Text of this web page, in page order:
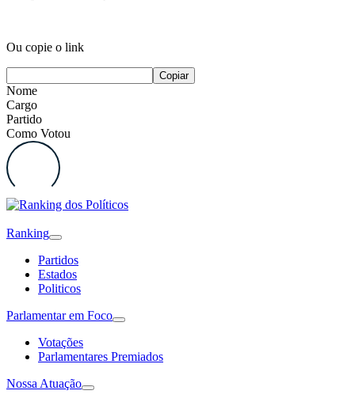
Ou copie o link
Copiar
Nome
Cargo
Partido
Como Votou
Ranking
Partidos
Estados
Politicos
Parlamentar em Foco
Votações
Parlamentares Premiados
Nossa Atuação